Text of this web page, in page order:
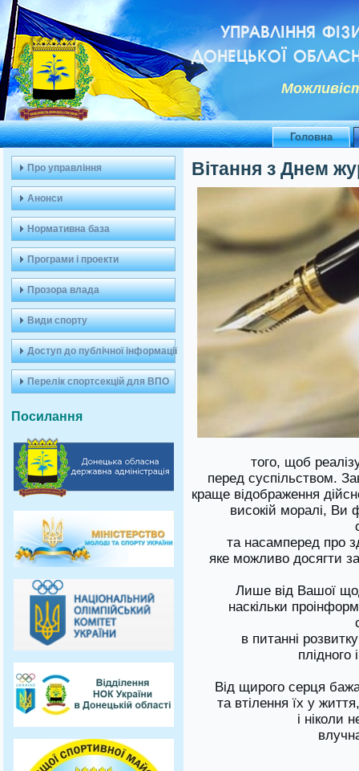
УПРАВЛІННЯ
ДОНЕЦЬКОЇ
Головна
Про управління
Анонси
Нормативна база
Програми і проекти
Прозора влада
Види спорту
Доступ до публічної інформації
Перелік спортсекцій для ВПО
Посилання
Вітання з Днем
того, щоб
перед суспільством.
краще відображення
високій моралі, Ви
та насамперед про
яке можливо досягти
Лише від Вашої
наскільки
в питанні
плідного
Від щирого серця
та втілення їх у
і ніколи